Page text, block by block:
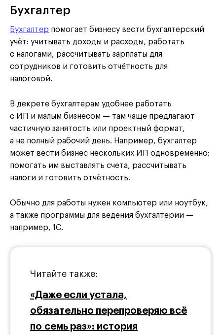
Бухгалтер
Бухгалтер помогает бизнесу вести бухгалтерский
учёт: учитывать доходы и расходы, работать
с налогами, рассчитывать зарплаты для
сотрудников и готовить отчётность для
налоговой.
В декрете бухгалтерам удобнее работать
с ИП и малым бизнесом — там чаще предлагают
частичную занятость или проектный формат,
а не полный рабочий день. Например, бухгалтер
может вести бизнес нескольких ИП одновременно:
помогать им выставлять счета, рассчитывать
налоги и готовить отчётность.
Обычно для работы нужен компьютер или ноутбук,
а также программы для ведения бухгалтерии —
например, 1С.
Читайте также:
«Даже если устала,
обязательно перепроверяю всё
по семь раз»: история